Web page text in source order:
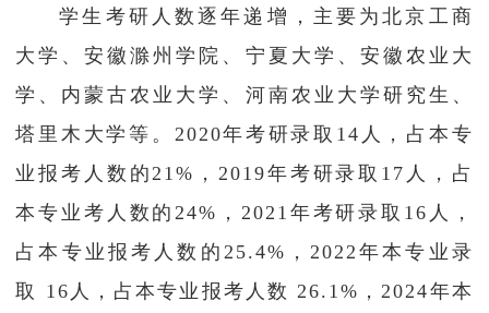
学生考研人数逐年递增，主要为北京工商
大学、安徽滁州学院、宁夏大学、安徽农业大
学、内蒙古农业大学、河南农业大学研究生、
塔里木大学等。2020年考研录取14人，占本专
业报考人数的21%，2019年考研录取17人，占
本专业考人数的24%，2021年考研录取16人，
占本专业报考人数的25.4%，2022年本专业录
取 16人，占本专业报考人数 26.1%，2024年本